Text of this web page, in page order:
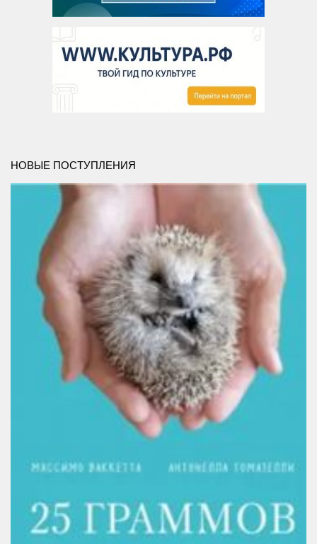
НОВЫЕ ПОСТУПЛЕНИЯ